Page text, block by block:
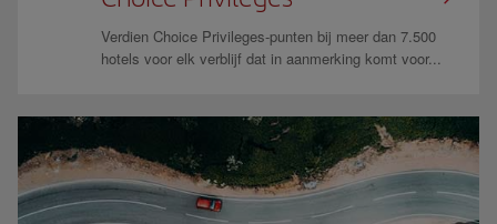
Verdien Choice Privileges-punten bij meer dan 7.500
hotels voor elk verblijf dat in aanmerking komt voor...